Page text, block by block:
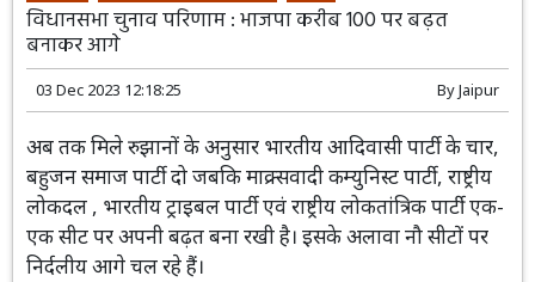
विधानसभा चुनाव परिणाम : भाजपा करीब 100 पर बढ़त
बनाकर आगे
03 Dec 2023 12:18:25 ByJaipur
अब तक मिले रुझानों के अनुसार भारतीय आदिवासी पार्टी के चार,
बहुजन समाज पार्टी दो जबकि माक्र्सवादी कम्युनिस्ट पार्टी, राष्ट्रीय
लोकदल , भारतीय ट्राइबल पार्टी एवं राष्ट्रीय लोकतांत्रिक पार्टी एक-
एक सीट पर अपनी बढ़त बना रखी है। इसके अलावा नौ सीटों पर
निर्दलीय आगे चल रहे हैं।